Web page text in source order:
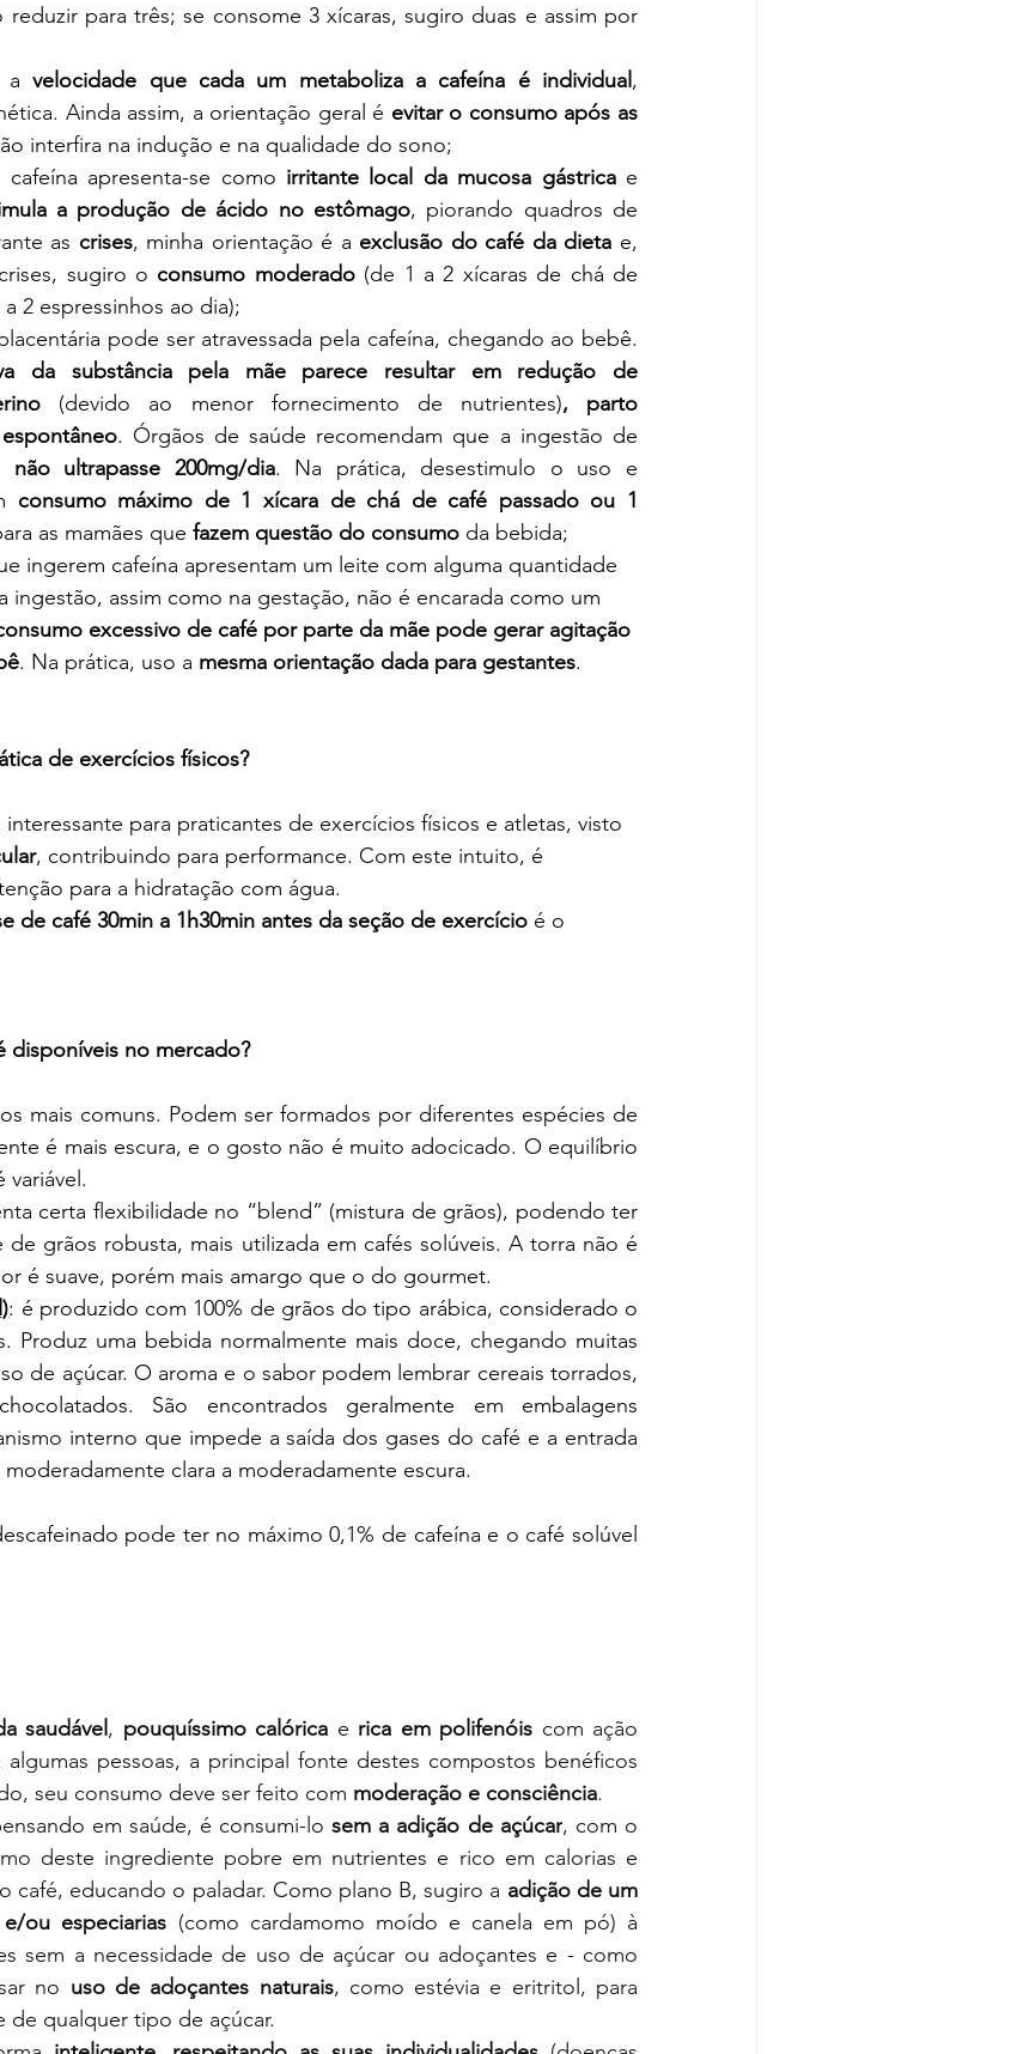
reduzir para três; se consome 3 xícaras, sugiro duas e assim por
a velocidade que cada um metaboliza a cafeína é individual ,
Ainda assim, a orientação geral é evitar o consumo após as
interfira na indução e na qualidade do sono;
cafeína apresenta-se como irritante local da mucosa gástrica e
a produção de ácido no estômago, piorando quadros de
as crises, minha orientação é a exclusão do café da dieta e,
sugiro o consumo moderado (de 1 a 2 xícaras de chá de
2 espressinhos ao dia);
pode ser atravessada pela cafeína, chegando ao bebê.
da substância pela mãe parece resultar em redução de
(devido ao menor fornecimento de nutrientes), parto
. Órgãos de saúde recomendam que a ingestão de
não ultrapasse 200mg/dia. Na prática, desestimulo o uso e
consumo máximo de 1 xícara de chá de café passado ou 1
as mamães que fazem questão do consumo da bebida;
ingerem cafeína apresentam um leite com alguma quantidade
ingestão, assim como na gestação, não é encarada como um
excessivo de café por parte da mãe pode gerar agitação
. Na prática, uso a mesma orientação dada para gestantes.
de exercícios físicos?
, contribuindo para performance. Com este intuito, é
para a hidratação com água.
de café 30min a 1h30min antes da seção de exercício é o
disponíveis no mercado?
mais comuns. Podem ser formados por diferentes espécies de
é mais escura, e o gosto não é muito adocicado. O equilíbrio
variável.
certa flexibilidade no “blend” (mistura de grãos), podendo ter
de grãos robusta, mais utilizada em cafés solúveis. A torra não é
é suave, porém mais amargo que o do gourmet.
: é produzido com 100% de grãos do tipo arábica, considerado o
Produz uma bebida normalmente mais doce, chegando muitas
de açúcar. O aroma e o sabor podem lembrar cereais torrados,
São encontrados geralmente em embalagens
interno que impede a saída dos gases do café e a entrada
clara a moderadamente escura.
pode ter no máximo 0,1% de cafeína e o café solúvel
saudável , pouquíssimo calórica e rica em polifenóis com ação
pessoas, a principal fonte destes compostos benéficos
seu consumo deve ser feito com moderação e consciência.
em saúde, é consumi-lo
sem a adição de açúcar, com o
deste ingrediente pobre em nutrientes e rico em calorias e
café, educando o paladar. Como plano B, sugiro a adição de um
ou especiarias (como cardamomo moído e canela em pó) à
sem a necessidade de uso de açúcar ou adoçantes e - como
no uso de adoçantes naturais, como estévia e eritritol, para
de qualquer tipo de açúcar.